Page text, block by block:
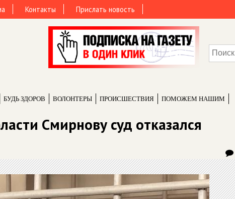
Контакты Прислать новость
БУДЬ ЗДОРОВ ВОЛОНТЕРЫ ПРОИCШЕСТВИЯ ПОМОЖЕМ НАШИМ
Смирнову суд отказался